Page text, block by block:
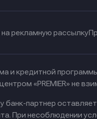
рекламную рассылку
и кредитной
«PREMIER» не
банк-партнер
При несоблюдении